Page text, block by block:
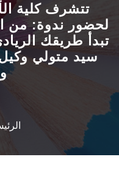
تتشرف كلية
لحضور ندوة: من
تبدأ طريقك
سيد متولي وكيل